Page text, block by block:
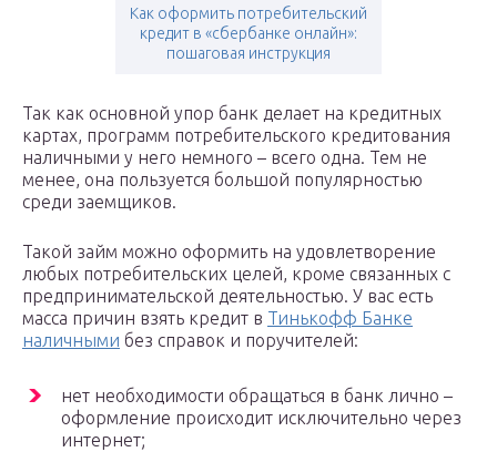
Как оформить потребительский
кредит в «сбербанке онлайн»:
пошаговая инструкция
Так как основной упор банк делает на кредитных
картах, программ потребительского кредитования
наличными у него немного – всего одна. Тем не
менее, она пользуется большой популярностью
среди заемщиков.
Такой займ можно оформить на удовлетворение
любых потребительских целей, кроме связанных с
предпринимательской деятельностью. У вас есть
масса причин взять кредит в Тинькофф Банке
наличными без справок и поручителей:
нет необходимости обращаться в банк лично –
оформление происходит исключительно через
интернет;